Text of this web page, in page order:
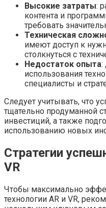
Высокие затраты:
контента и
требовать
Техническая
имеют доступ к
столкнуться с
Недостаток опыта:
использования
специалисты и
Следует учитывать, что
тщательно продуманной
инвестиций, а также
использованию новых
Стратегии
VR
Чтобы максимально
технологии AR и VR,